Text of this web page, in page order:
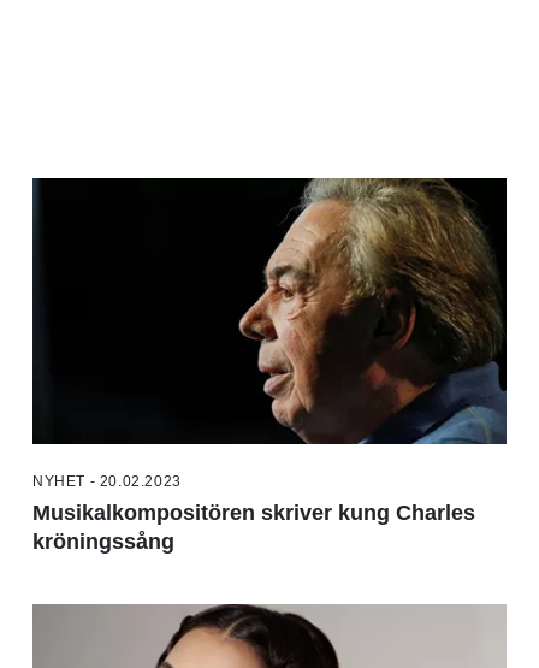
NYHET - 20.02.2023
Musikalkompositören skriver kung Charles
kröningssång